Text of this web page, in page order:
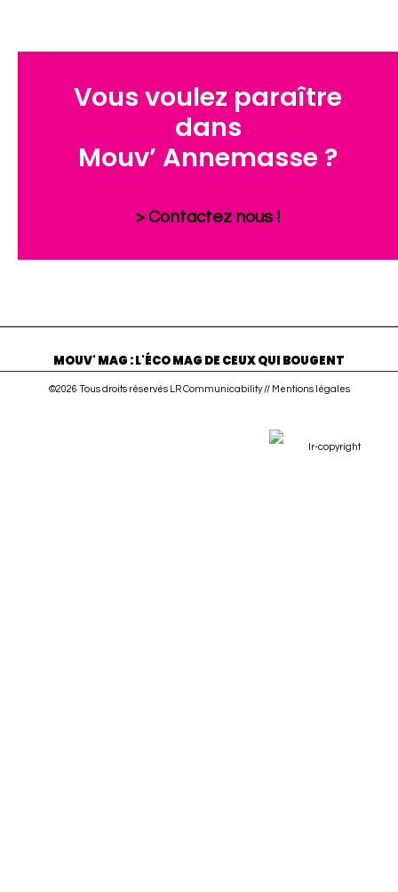
Vous voulez paraître
dans
Mouv’ Annemasse ?
> Contactez nous !
MOUV' MAG : L'ÉCO MAG DE CEUX QUI BOUGENT
©2026 Tous droits réservés LR Communicability // Mentions légales